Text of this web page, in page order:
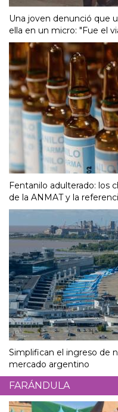
Una joven denunció que
ella en un micro: "Fue el
Fentanilo adulterado: los
de la ANMAT y la
Simplifican el ingreso de
mercado argentino
FARÁNDULA